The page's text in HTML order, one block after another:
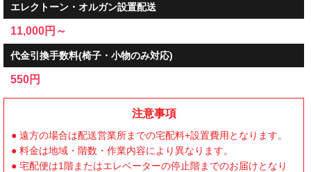
エレクトーン・オルガン設置配送
11,000円～
代金引換手数料(椅子・小物のみ対応)
550円
注意事項
● 遠方の場合は配送営業所までの宅配料+設置費用となります。
● 料金は地域・階数・作業内容により異なります。
● 宅配便は1階またはエレベーターの停止階までのお届けとなり